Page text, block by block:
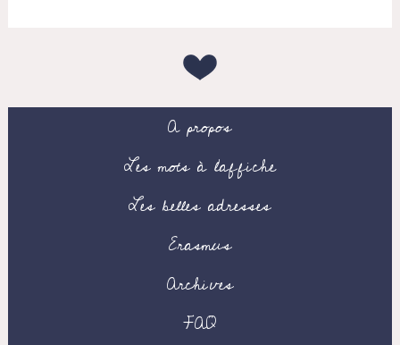
A propos
Les mots à l’affiche
Les belles adresses
Erasmus
Archives
FAQ